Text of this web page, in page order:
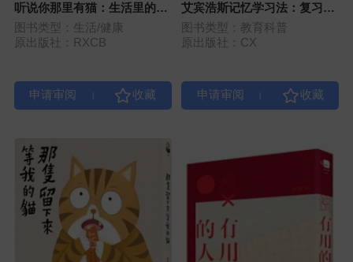
听说你那里有猫：生活里的疲
惫，是被一只只猫治愈的。
图书类型：生活/健康
原出版社：RXCB
艾宾浩斯记忆学习法：复习时
机错了，学再多也留不住，用
遗忘曲线抓准回想点，让记忆
图书类型：教育科普
原出版社：CX